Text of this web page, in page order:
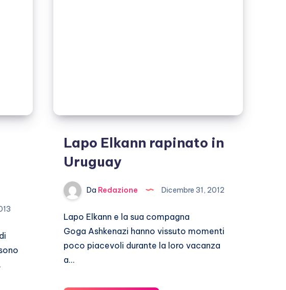
Lapo Elkann rapinato in
Uruguay
Da Redazione Dicembre 31, 2012
Lapo Elkann e la sua compagna
Goga Ashkenazi hanno vissuto momenti
poco piacevoli durante la loro vacanza
a…